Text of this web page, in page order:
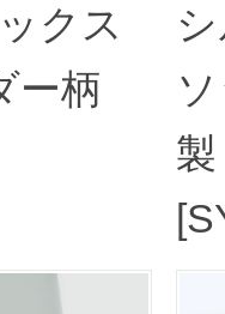
クス
ー柄
製